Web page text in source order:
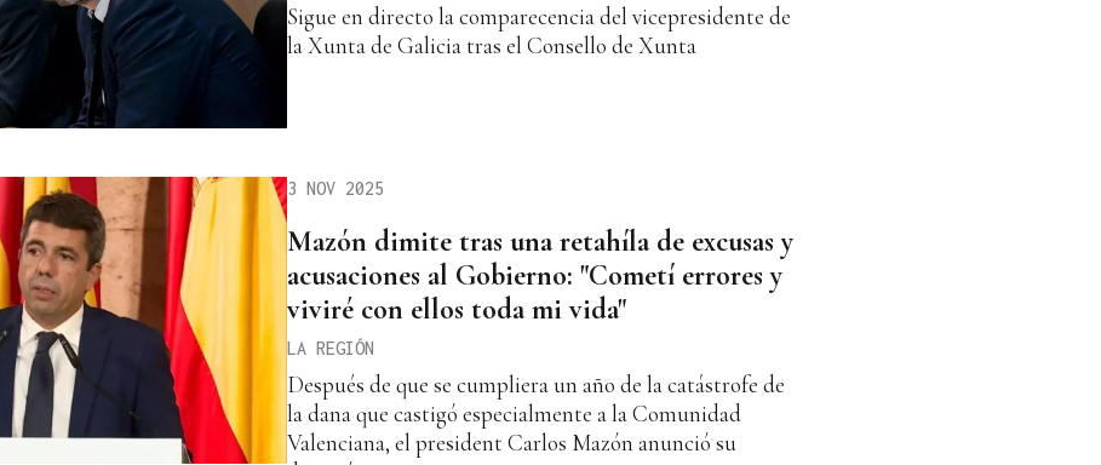
Sigue en directo la comparecencia del vicepresidente de
la Xunta de Galicia tras el Consello de Xunta
3 NOV 2025
Mazón dimite tras una retahíla de excusas y
acusaciones al Gobierno: "Cometí errores y
viviré con ellos toda mi vida"
LA REGIÓN
Después de que se cumpliera un año de la catástrofe de
la dana que castigó especialmente a la Comunidad
Valenciana, el president Carlos Mazón anunció su